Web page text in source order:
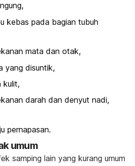
kebas pada bagian tubuh
mata dan otak,
yang disuntik,
kulit,
darah dan denyut nadi,
pernapasan.
umum
samping lain yang kurang umum